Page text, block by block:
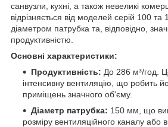
санвузли, кухні, а також невеликі
відрізняється від моделей серій 100
діаметром патрубка та, відповідно,
продуктивністю.
Основні характеристики:
Продуктивність: До 286 м³/год.
інтенсивну вентиляцію, що робить
приміщень значного об'єму.
Діаметр патрубка: 150 мм, що
розміру вентиляційного каналу або